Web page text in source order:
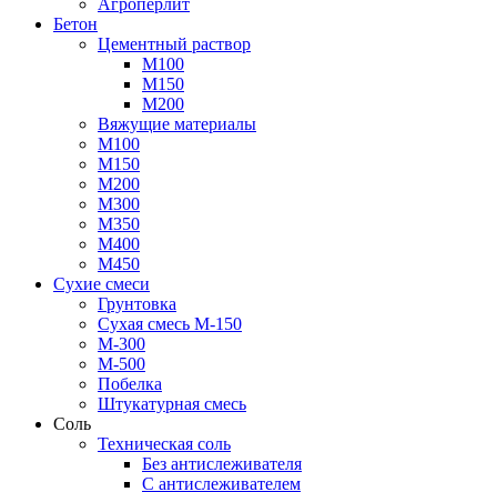
Агроперлит
Бетон
Цементный раствор
М100
М150
М200
Вяжущие материалы
М100
М150
М200
М300
М350
М400
М450
Сухие смеси
Грунтовка
Сухая смесь М-150
М-300
М-500
Побелка
Штукатурная смесь
Соль
Техническая соль
Без антислеживателя
С антислеживателем